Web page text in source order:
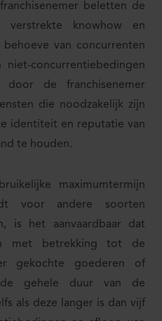
beletten de
verstrekte knowhow en
van concurrenten
concurrentiebedingen
de franchisenemer
die noodzakelijk zijn
identiteit en reputatie van
te houden.
maximumtermijn
voor andere soorten
is het aanvaardbaar dat
met betrekking tot de
gekochte goederen of
gehele duur van de
als deze langer is dan vijf